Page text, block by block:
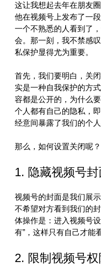
这让我想起去年在朋友
他在视频号上发布了一
一个不熟悉的人看到了
会。那一刻，我不禁感
私保护显得尤为重要。
首先，我们要明白，关
实是一种自我保护的方
容都是公开的，为什么
个人都有自己的隐私，
经意间暴露了我们的个人
那么，如何设置关闭呢
1. 隐藏视频号封
视频号的封面是我们展
不希望对方看到我们的
体操作是：进入视频号
有”，这样只有自己才能
2. 限制视频号权